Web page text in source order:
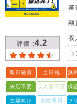
評価 :4.2
審
融
収
コ
即日融資 土日祝 無
来店不要 収入書不要 保
主婦向け 女性専用 フ